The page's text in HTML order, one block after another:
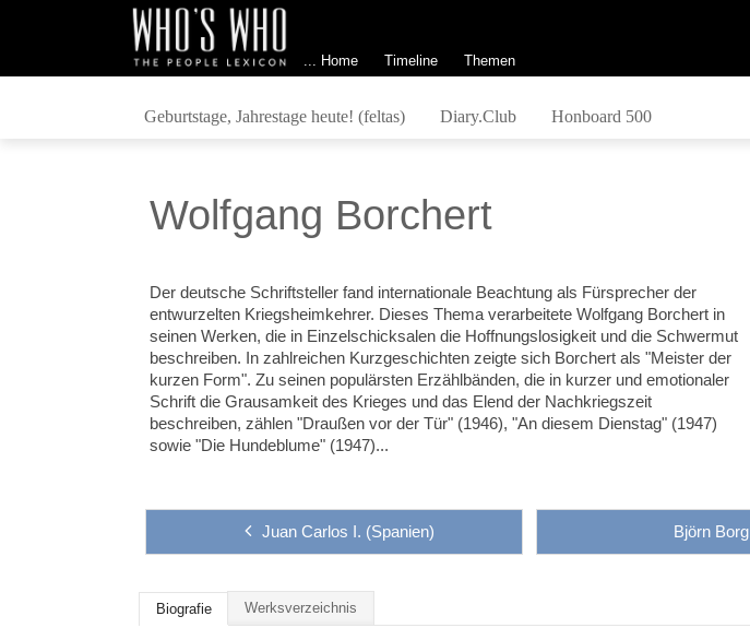
... Home Timeline Themen
Geburtstage, Jahrestage heute! (feltas) Diary.Club Honboard 500
Wolfgang Borchert
Der deutsche Schriftsteller fand internationale Beachtung als Fürsprecher der
entwurzelten Kriegsheimkehrer. Dieses Thema verarbeitete Wolfgang Borchert in
seinen Werken, die in Einzelschicksalen die Hoffnungslosigkeit und die Schwermut
beschreiben. In zahlreichen Kurzgeschichten zeigte sich Borchert als "Meister der
kurzen Form". Zu seinen populärsten Erzählbänden, die in kurzer und emotionaler
Schrift die Grausamkeit des Krieges und das Elend der Nachkriegszeit
beschreiben, zählen "Draußen vor der Tür" (1946), "An diesem Dienstag" (1947)
sowie "Die Hundeblume" (1947)...
Juan Carlos I. (Spanien) Björn Borg
Biografie Werksverzeichnis